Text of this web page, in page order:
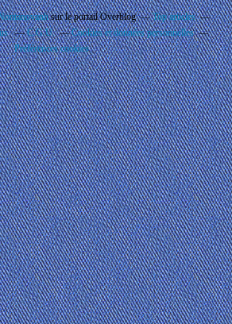
sur le portail Overblog
Top articles
C.G.U.
Cookies et données personnelles
Préférences cookies